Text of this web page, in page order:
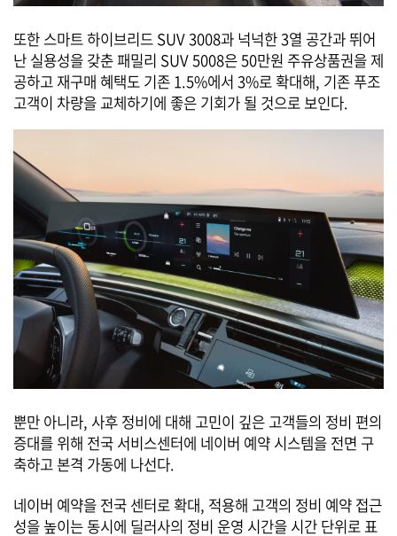
또한 스마트 하이브리드 SUV 3008과 넉넉한 3열 공간과 뛰어
난 실용성을 갖춘 패밀리 SUV 5008은 50만원 주유상품권을 제
공하고 재구매 혜택도 기존 1.5%에서 3%로 확대해, 기존 푸조
고객이 차량을 교체하기에 좋은 기회가 될 것으로 보인다.
뿐만 아니라, 사후 정비에 대해 고민이 깊은 고객들의 정비 편의
증대를 위해 전국 서비스센터에 네이버 예약 시스템을 전면 구
축하고 본격 가동에 나선다.
네이버 예약을 전국 센터로 확대, 적용해 고객의 정비 예약 접근
성을 높이는 동시에 딜러사의 정비 운영 시간을 시간 단위로 표